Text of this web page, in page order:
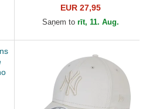
Icon no Los Angeles Dodgers
MLB no New Era
EUR 27,95
Saņem to rīt, 11. Aug.